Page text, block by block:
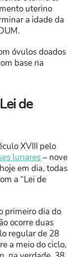
uterino
a idade da
óvulos doados
base na
de
XVIII pelo
lunares– nove
em dia, todas
a “Lei de
primeiro dia do
ocorre duas
regular de 28
a meio do ciclo,